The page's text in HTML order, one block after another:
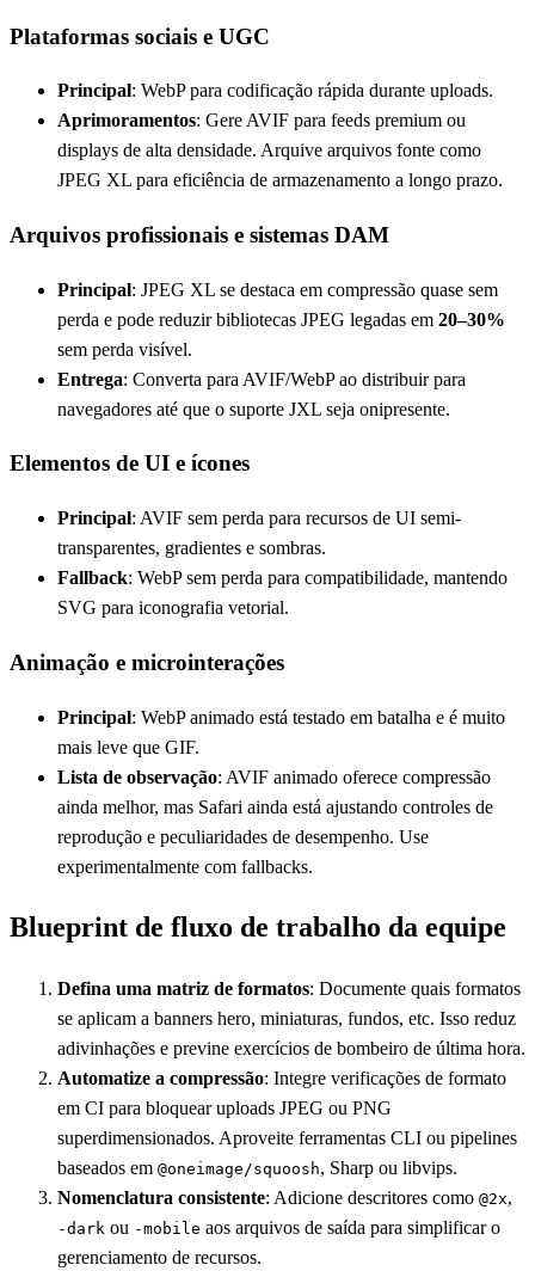
Plataformas sociais e UGC
Principal: WebP para codificação rápida durante uploads.
Aprimoramentos: Gere AVIF para feeds premium ou
displays de alta densidade. Arquive arquivos fonte como
JPEG XL para eficiência de armazenamento a longo prazo.
Arquivos profissionais e sistemas DAM
Principal: JPEG XL se destaca em compressão quase sem
perda e pode reduzir bibliotecas JPEG legadas em 20–30%
sem perda visível.
Entrega: Converta para AVIF/WebP ao distribuir para
navegadores até que o suporte JXL seja onipresente.
Elementos de UI e ícones
Principal: AVIF sem perda para recursos de UI semi-
transparentes, gradientes e sombras.
Fallback: WebP sem perda para compatibilidade, mantendo
SVG para iconografia vetorial.
Animação e microinterações
Principal: WebP animado está testado em batalha e é muito
mais leve que GIF.
Lista de observação: AVIF animado oferece compressão
ainda melhor, mas Safari ainda está ajustando controles de
reprodução e peculiaridades de desempenho. Use
experimentalmente com fallbacks.
Blueprint de fluxo de trabalho da equipe
Defina uma matriz de formatos: Documente quais formatos
se aplicam a banners hero, miniaturas, fundos, etc. Isso reduz
adivinhações e previne exercícios de bombeiro de última hora.
Automatize a compressão: Integre verificações de formato
em CI para bloquear uploads JPEG ou PNG
superdimensionados. Aproveite ferramentas CLI ou pipelines
baseados em @oneimage/squoosh, Sharp ou libvips.
Nomenclatura consistente: Adicione descritores como @2x,
-dark ou -mobile aos arquivos de saída para simplificar o
gerenciamento de recursos.